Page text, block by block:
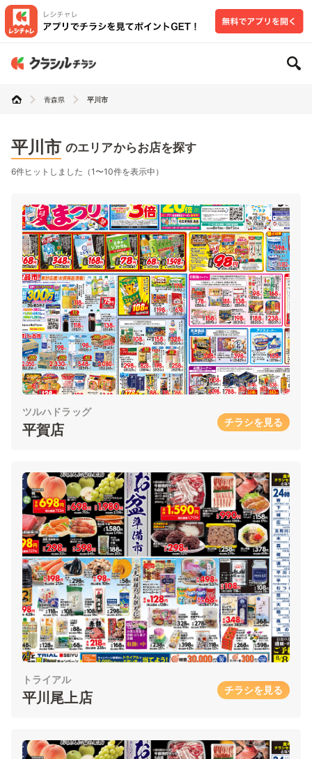
青森県 平川市
平川市 のエリアからお店を探す
6件ヒットしました（1〜10件を表示中）
ツルハドラッグ
平賀店 チラシを見る
トライアル
平川尾上店 チラシを見る